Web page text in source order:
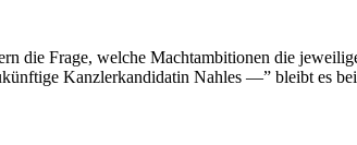
die Frage, welche Machtambitionen die
Kanzlerkandidatin Nahles —” bleibt es